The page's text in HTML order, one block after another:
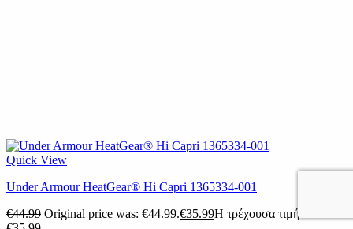
Quick View
Under Armour HeatGear® Hi Capri 1365334-001
€44.99 Original price was: €44.99.€35.99Η τρέχουσα τιμή είναι: